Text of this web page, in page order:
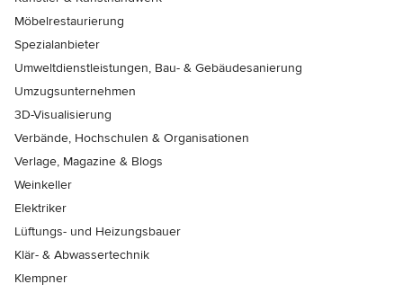
Möbelrestaurierung
Spezialanbieter
Umweltdienstleistungen, Bau- & Gebäudesanierung
Umzugsunternehmen
3D-Visualisierung
Verbände, Hochschulen & Organisationen
Verlage, Magazine & Blogs
Weinkeller
Elektriker
Lüftungs- und Heizungsbauer
Klär- & Abwassertechnik
Klempner